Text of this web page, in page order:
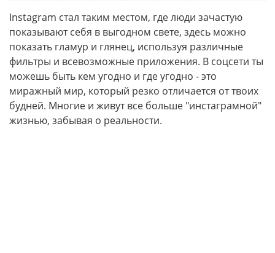
Instagram стал таким местом, где люди зачастую
показывают себя в выгодном свете, здесь можно
показать гламур и глянец, используя различные
фильтры и всевозможные приложения. В соцсети ты
можешь быть кем угодно и где угодно - это
миражный мир, который резко отличается от твоих
будней. Многие и живут все больше "инстаграмной"
жизнью, забывая о реальности.